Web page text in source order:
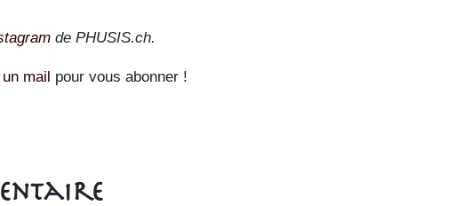
de PHUSIS.ch.
un mail pour vous abonner !